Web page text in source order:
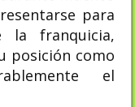
para
la franquicia,
posición como
el